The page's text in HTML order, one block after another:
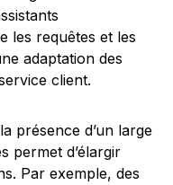
les requêtes et les
adaptation des
client.
présence d’un large
permet d’élargir
Par exemple, des